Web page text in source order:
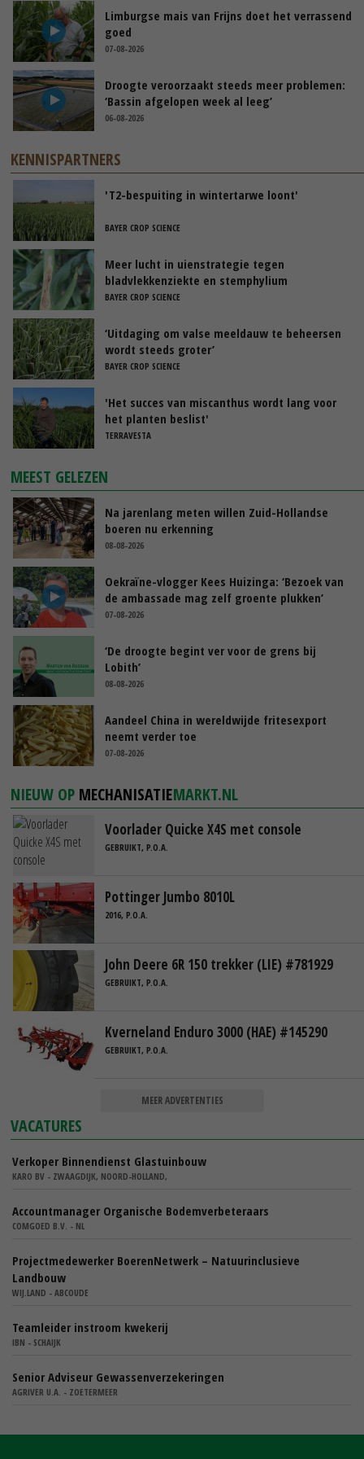
Limburgse mais van Frijns doet het verrassend
goed
07-08-2026
Droogte veroorzaakt steeds meer problemen:
‘Bassin afgelopen week al leeg’
06-08-2026
KENNISPARTNERS
'T2-bespuiting in wintertarwe loont'
BAYER CROP SCIENCE
Meer lucht in uienstrategie tegen
bladvlekkenziekte en stemphylium
BAYER CROP SCIENCE
‘Uitdaging om valse meeldauw te beheersen
wordt steeds groter’
BAYER CROP SCIENCE
'Het succes van miscanthus wordt lang voor
het planten beslist'
TERRAVESTA
MEEST GELEZEN
Na jarenlang meten willen Zuid-Hollandse
boeren nu erkenning
08-08-2026
Oekraïne-vlogger Kees Huizinga: ‘Bezoek van
de ambassade mag zelf groente plukken’
07-08-2026
‘De droogte begint ver voor de grens bij
Lobith’
08-08-2026
Aandeel China in wereldwijde fritesexport
neemt verder toe
07-08-2026
NIEUW OP MECHANISATIEMARKT.NL
Voorlader Quicke X4S met console
GEBRUIKT, P.O.A.
Pottinger Jumbo 8010L
2016, P.O.A.
John Deere 6R 150 trekker (LIE) #781929
GEBRUIKT, P.O.A.
Kverneland Enduro 3000 (HAE) #145290
GEBRUIKT, P.O.A.
MEER ADVERTENTIES
VACATURES
Verkoper Binnendienst Glastuinbouw
KARO BV - ZWAAGDIJK, NOORD-HOLLAND,
Accountmanager Organische Bodemverbeteraars
COMGOED B.V. - NL
Projectmedewerker BoerenNetwerk – Natuurinclusieve
Landbouw
WIJ.LAND - ABCOUDE
Teamleider instroom kwekerij
IBN - SCHAIJK
Senior Adviseur Gewassenverzekeringen
AGRIVER U.A. - ZOETERMEER